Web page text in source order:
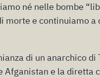
né nelle bombe
morte e continuiamo
di un anarchico
Afganistan e la diretta